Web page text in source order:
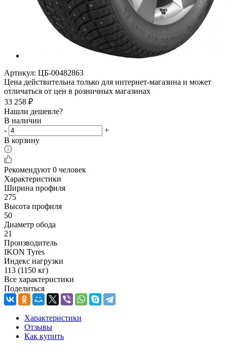
Артикул: ЦБ-00482863
Цена действительна только для интернет-магазина и может
отличаться от цен в розничных магазинах
33 258 ₽
Нашли дешевле?
В наличии
-
+
В корзину
Рекомендуют 0 человек
Характеристики
Ширина профиля
275
Высота профиля
50
Диаметр обода
21
Производитель
IKON Tyres
Индекс нагрузки
113 (1150 кг)
Все характеристики
Поделиться
Характеристики
Отзывы
Как купить